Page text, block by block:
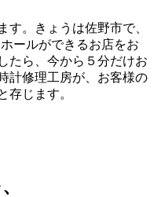
す。きょうは佐野市で、
ールができるお店をお
たら、今から５分だけお
計修理工房が、お客様の
存じます。